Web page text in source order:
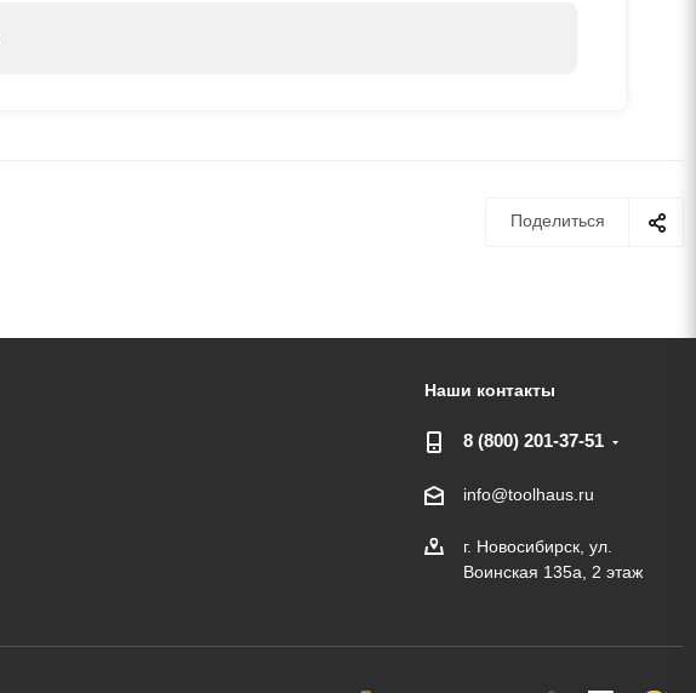
Поделиться
Наши контакты
8 (800) 201-37-51
info@toolhaus.ru
г. Новосибирск, ул.
Воинская 135а, 2 этаж